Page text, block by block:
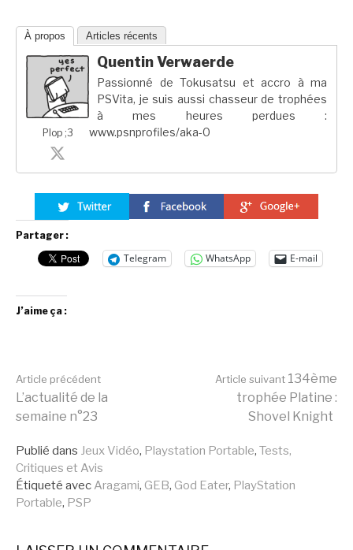
À propos Articles récents
Plop ;3
Quentin Verwaerde
Passionné de Tokusatsu et accro à ma
PSVita, je suis aussi chasseur de trophées
à mes heures perdues :
www.psnprofiles/aka-0
Partager :
Telegram WhatsApp E-mail
J’aime ça :
Lire
la
suite
Article précédent
L’actualité de la
semaine n°23
Article suivant 134ème
trophée Platine :
Shovel Knight
Publié dans Jeux Vidéo, Playstation Portable, Tests,
Critiques et Avis
Étiqueté avec Aragami, GEB, God Eater, PlayStation
Portable, PSP